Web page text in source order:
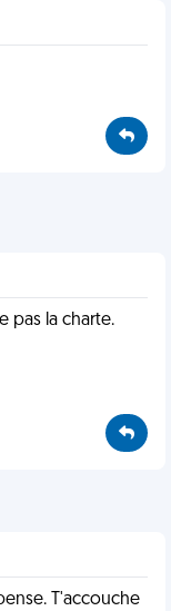
pas la charte.
T'accouche